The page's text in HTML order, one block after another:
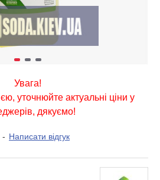
Увага!
уточнюйте актуальні ціни у
дякуємо!
- Написати відгук